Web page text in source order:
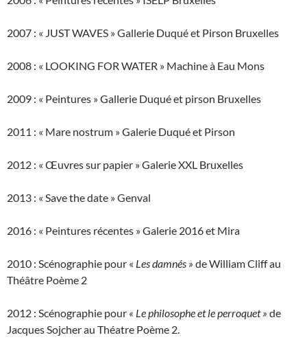
2007 : « JUST WAVES » Gallerie Duqué et Pirson Bruxelles
2008 : « LOOKING FOR WATER » Machine à Eau Mons
2009 : « Peintures » Gallerie Duqué et pirson Bruxelles
2011 : « Mare nostrum » Galerie Duqué et Pirson
2012 : « Œuvres sur papier » Galerie XXL Bruxelles
2013 : « Save the date » Genval
2016 : « Peintures récentes » Galerie 2016 et Mira
2010 : Scénographie pour « Les damnés » de William Cliff au
Théâtre Poème 2
2012 : Scénographie pour « Le philosophe et le perroquet » de
Jacques Sojcher au Théatre Poème 2.